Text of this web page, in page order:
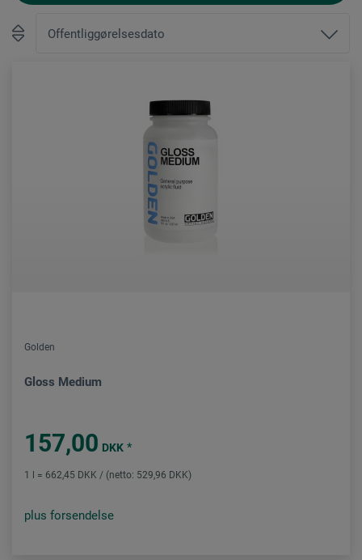
Golden
Gloss Medium
157,00 DKK *
1 l = 662,45 DKK / (netto: 529,96 DKK)
plus forsendelse